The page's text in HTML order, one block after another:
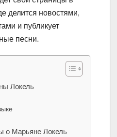
делится новостями,
и публикует
песни.
Локель
о Марьяне Локель